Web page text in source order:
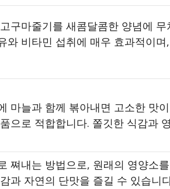
구마줄기를 새콤달콤한 양념에
와 비타민 섭취에 매우 효과적이
마늘과 함께 볶아내면 고소한 맛
으로 적합합니다. 쫄깃한 식감과
쪄내는 방법으로, 원래의 영양소
과 자연의 단맛을 즐길 수 있습니